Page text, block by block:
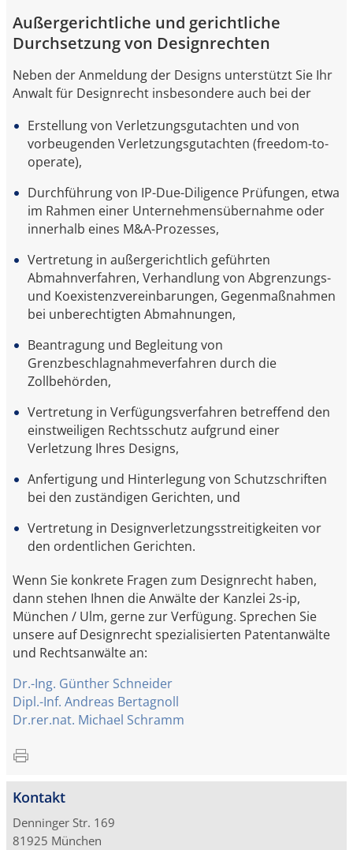
Außergerichtliche und gerichtliche
Durchsetzung von Designrechten
Neben der Anmeldung der Designs unterstützt Sie Ihr
Anwalt für Designrecht insbesondere auch bei der
Erstellung von Verletzungsgutachten und von
vorbeugenden Verletzungsgutachten (freedom-to-
operate),
Durchführung von IP-Due-Diligence Prüfungen, etwa
im Rahmen einer Unternehmensübernahme oder
innerhalb eines M&A-Prozesses,
Vertretung in außergerichtlich geführten
Abmahnverfahren, Verhandlung von Abgrenzungs-
und Koexistenzvereinbarungen, Gegenmaßnahmen
bei unberechtigten Abmahnungen,
Beantragung und Begleitung von
Grenzbeschlagnahmeverfahren durch die
Zollbehörden,
Vertretung in Verfügungsverfahren betreffend den
einstweiligen Rechtsschutz aufgrund einer
Verletzung Ihres Designs,
Anfertigung und Hinterlegung von Schutzschriften
bei den zuständigen Gerichten, und
Vertretung in Designverletzungsstreitigkeiten vor
den ordentlichen Gerichten.
Wenn Sie konkrete Fragen zum Designrecht haben,
dann stehen Ihnen die Anwälte der Kanzlei 2s-ip,
München / Ulm, gerne zur Verfügung. Sprechen Sie
unsere auf Designrecht spezialisierten Patentanwälte
und Rechtsanwälte an:
Dr.-Ing. Günther Schneider
Dipl.-Inf. Andreas Bertagnoll
Dr.rer.nat. Michael Schramm
Kontakt
Denninger Str. 169
81925 München